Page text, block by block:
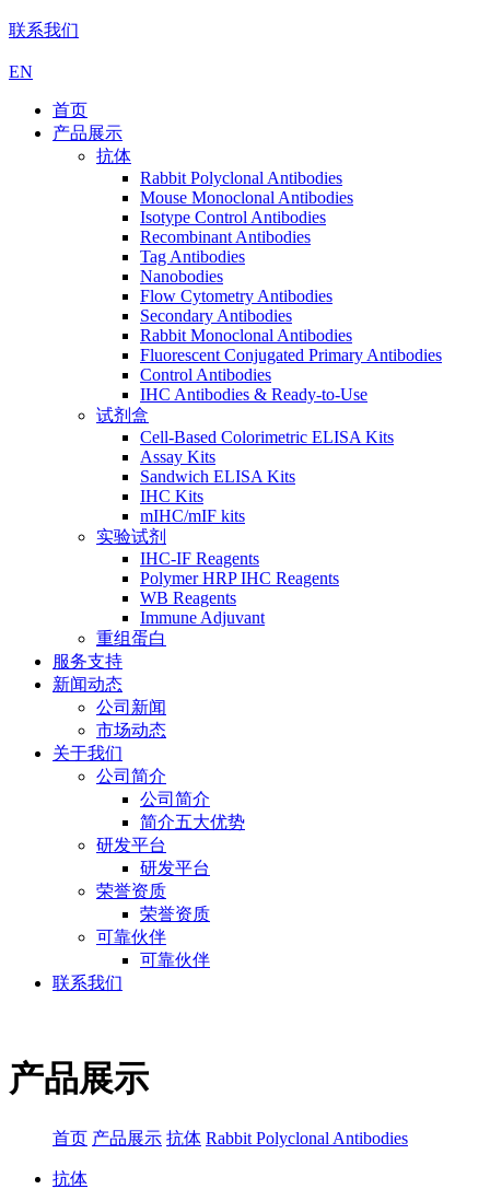
联系我们
EN
首页
产品展示
抗体
Rabbit Polyclonal Antibodies
Mouse Monoclonal Antibodies
Isotype Control Antibodies
Recombinant Antibodies
Tag Antibodies
Nanobodies
Flow Cytometry Antibodies
Secondary Antibodies
Rabbit Monoclonal Antibodies
Fluorescent Conjugated Primary Antibodies
Control Antibodies
IHC Antibodies & Ready-to-Use
试剂盒
Cell-Based Colorimetric ELISA Kits
Assay Kits
Sandwich ELISA Kits
IHC Kits
mIHC/mIF kits
实验试剂
IHC-IF Reagents
Polymer HRP IHC Reagents
WB Reagents
Immune Adjuvant
重组蛋白
服务支持
新闻动态
公司新闻
市场动态
关于我们
公司简介
公司简介
简介五大优势
研发平台
研发平台
荣誉资质
荣誉资质
可靠伙伴
可靠伙伴
联系我们
产品展示
首页 产品展示 抗体 Rabbit Polyclonal Antibodies
抗体